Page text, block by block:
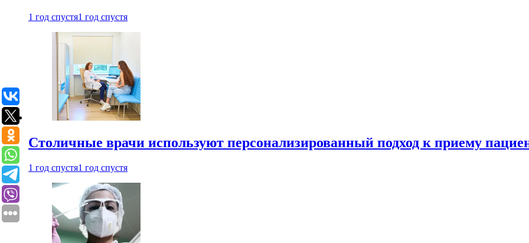
1 год спустя1 год спустя
Столичные врачи используют персонализированный подход к приему
1 год спустя1 год спустя